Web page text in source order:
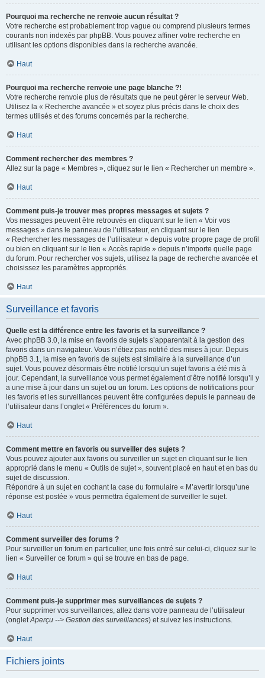
Pourquoi ma recherche ne renvoie aucun résultat ?
Votre recherche est probablement trop vague ou comprend plusieurs termes
courants non indexés par phpBB. Vous pouvez affiner votre recherche en
utilisant les options disponibles dans la recherche avancée.
Haut
Pourquoi ma recherche renvoie une page blanche ?!
Votre recherche renvoie plus de résultats que ne peut gérer le serveur Web.
Utilisez la « Recherche avancée » et soyez plus précis dans le choix des
termes utilisés et des forums concernés par la recherche.
Haut
Comment rechercher des membres ?
Allez sur la page « Membres », cliquez sur le lien « Rechercher un membre ».
Haut
Comment puis-je trouver mes propres messages et sujets ?
Vos messages peuvent être retrouvés en cliquant sur le lien « Voir vos
messages » dans le panneau de l’utilisateur, en cliquant sur le lien
« Rechercher les messages de l’utilisateur » depuis votre propre page de profil
ou bien en cliquant sur le lien « Accès rapide » depuis n’importe quelle page
du forum. Pour rechercher vos sujets, utilisez la page de recherche avancée et
choisissez les paramètres appropriés.
Haut
Surveillance et favoris
Quelle est la différence entre les favoris et la surveillance ?
Avec phpBB 3.0, la mise en favoris de sujets s’apparentait à la gestion des
favoris dans un navigateur. Vous n’étiez pas notifié des mises à jour. Depuis
phpBB 3.1, la mise en favoris de sujets est similaire à la surveillance d’un
sujet. Vous pouvez désormais être notifié lorsqu’un sujet favoris a été mis à
jour. Cependant, la surveillance vous permet également d’être notifié lorsqu’il y
a une mise à jour dans un sujet ou un forum. Les options de notifications pour
les favoris et les surveillances peuvent être configurées depuis le panneau de
l’utilisateur dans l’onglet « Préférences du forum ».
Haut
Comment mettre en favoris ou surveiller des sujets ?
Vous pouvez ajouter aux favoris ou surveiller un sujet en cliquant sur le lien
approprié dans le menu « Outils de sujet », souvent placé en haut et en bas du
sujet de discussion.
Répondre à un sujet en cochant la case du formulaire « M’avertir lorsqu’une
réponse est postée » vous permettra également de surveiller le sujet.
Haut
Comment surveiller des forums ?
Pour surveiller un forum en particulier, une fois entré sur celui-ci, cliquez sur le
lien « Surveiller ce forum » qui se trouve en bas de page.
Haut
Comment puis-je supprimer mes surveillances de sujets ?
Pour supprimer vos surveillances, allez dans votre panneau de l’utilisateur
(ongletAperçu --> Gestion des surveillances) et suivez les instructions.
Haut
Fichiers joints